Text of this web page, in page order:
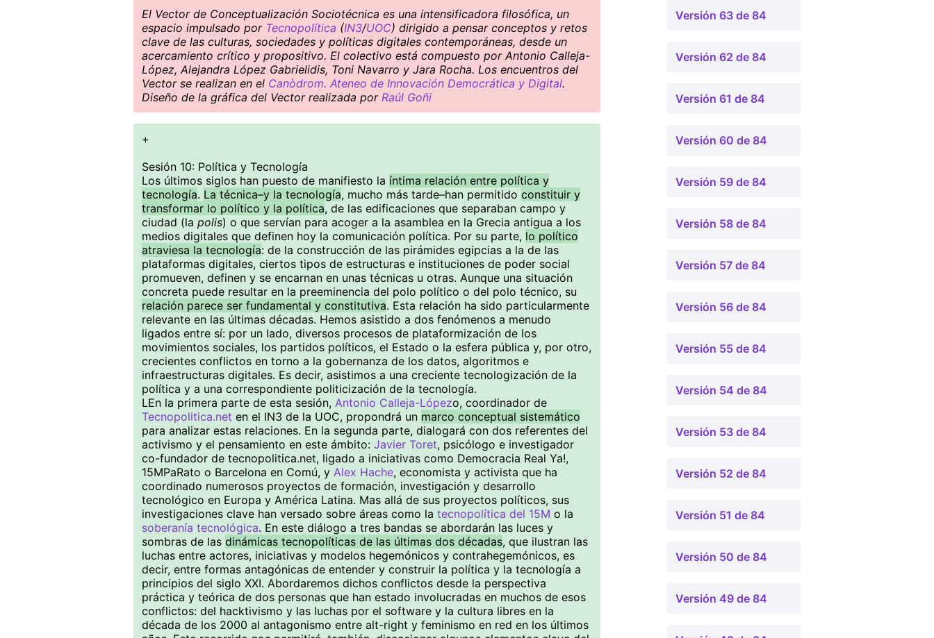
El Vector de Conceptualización Sociotécnica es una intensificadora filosófica, un
espacio impulsado por Tecnopolítica (IN3/UOC) dirigido a pensar conceptos y retos
clave de las culturas, sociedades y políticas digitales contemporáneas, desde un
acercamiento crítico y propositivo. El colectivo está compuesto por Antonio Calleja-
López, Alejandra López Gabrielidis, Toni Navarro y Jara Rocha. Los encuentros del
Vector se realizan en el Canòdrom. Ateneo de Innovación Democrática y Digital.
Diseño de la gráfica del Vector realizada por Raúl Goñi
+
Sesión 10: Política y Tecnología
Los últimos siglos han puesto de manifiesto la íntima relación entre política y
tecnología. La técnica–y la tecnología, mucho más tarde–han permitido constituir y
transformar lo político y la política, de las edificaciones que separaban campo y
ciudad (la polis) o que servían para acoger a la asamblea en la Grecia antigua a los
medios digitales que definen hoy la comunicación política. Por su parte, lo político
atraviesa la tecnología: de la construcción de las pirámides egipcias a la de las
plataformas digitales, ciertos tipos de estructuras e instituciones de poder social
promueven, definen y se encarnan en unas técnicas u otras. Aunque una situación
concreta puede resultar en la preeminencia del polo político o del polo técnico, su
relación parece ser fundamental y constitutiva. Esta relación ha sido particularmente
relevante en las últimas décadas. Hemos asistido a dos fenómenos a menudo
ligados entre sí: por un lado, diversos procesos de plataformización de los
movimientos sociales, los partidos políticos, el Estado o la esfera pública y, por otro,
crecientes conflictos en torno a la gobernanza de los datos, algoritmos e
infraestructuras digitales. Es decir, asistimos a una creciente tecnologización de la
política y a una correspondiente politicización de la tecnología.
LEn la primera parte de esta sesión, Antonio Calleja-Lópezo, coordinador de
Tecnopolitica.net en el IN3 de la UOC, propondrá un marco conceptual sistemático
para analizar estas relaciones. En la segunda parte, dialogará con dos referentes del
activismo y el pensamiento en este ámbito: Javier Toret, psicólogo e investigador
co-fundador de tecnopolitica.net, ligado a iniciativas como Democracia Real Ya!,
15MPaRato o Barcelona en Comú, y Alex Hache, economista y activista que ha
coordinado numerosos proyectos de formación, investigación y desarrollo
tecnológico en Europa y América Latina. Mas allá de sus proyectos políticos, sus
investigaciones clave han versado sobre áreas como la tecnopolítica del 15M o la
soberanía tecnológica. En este diálogo a tres bandas se abordarán las luces y
sombras de las dinámicas tecnopolíticas de las últimas dos décadas, que ilustran las
luchas entre actores, iniciativas y modelos hegemónicos y contrahegemónicos, es
decir, entre formas antagónicas de entender y construir la política y la tecnología a
principios del siglo XXI. Abordaremos dichos conflictos desde la perspectiva
práctica y teórica de dos personas que han estado involucradas en muchos de esos
conflictos: del hacktivismo y las luchas por el software y la cultura libres en la
década de los 2000 al antagonismo entre alt-right y feminismo en red en los últimos
Versión 63 de 84
Versión 62 de 84
Versión 61 de 84
Versión 60 de 84
Versión 59 de 84
Versión 58 de 84
Versión 57 de 84
Versión 56 de 84
Versión 55 de 84
Versión 54 de 84
Versión 53 de 84
Versión 52 de 84
Versión 51 de 84
Versión 50 de 84
Versión 49 de 84